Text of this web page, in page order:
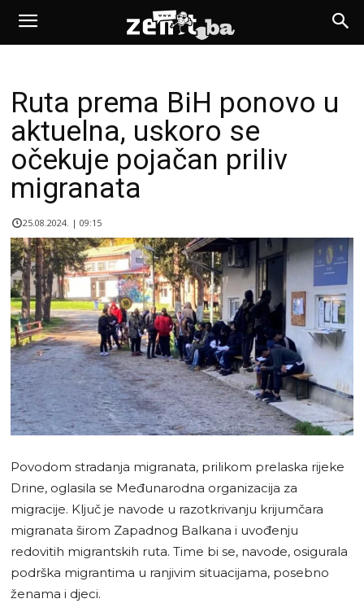
Ruta prema BiH ponovo u
aktuelna, uskoro se
očekuje pojačan priliv
migranata
25.08.2024. | 09:15
Povodom stradanja migranata, prilikom prelaska rijeke
Drine, oglasila se Međunarodna organizacija za
migracije. Ključ je navode u razotkrivanju krijumčara
migranata širom Zapadnog Balkana i uvođenju
redovitih migrantskih ruta. Time bi se, navode, osigurala
podrška migrantima u ranjivim situacijama, posebno
ženama i djeci.